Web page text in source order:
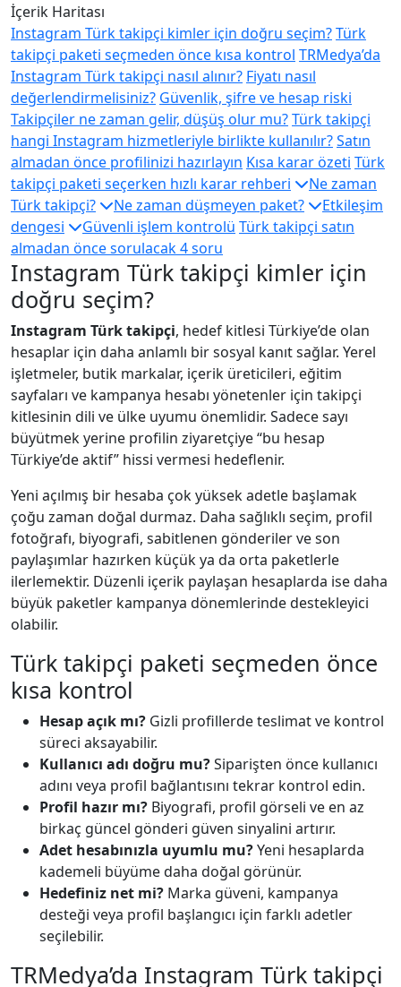
İçerik Haritası
Instagram Türk takipçi kimler için doğru seçim?Türk
takipçi paketi seçmeden önce kısa kontrol TRMedya’da
Instagram Türk takipçi nasıl alınır? Fiyatı nasıl
değerlendirmelisiniz? Güvenlik, şifre ve hesap riski
Takipçiler ne zaman gelir, düşüş olur mu?Türk takipçi
hangi Instagram hizmetleriyle birlikte kullanılır?Satın
almadan önce profilinizi hazırlayın Kısa karar özeti Türk
takipçi paketi seçerken hızlı karar rehberi
Ne zaman
Türk takipçi?
Ne zaman düşmeyen paket?
Etkileşim
dengesi
Güvenli işlem kontrolü Türk takipçi satın
almadan önce sorulacak 4 soru
Instagram Türk takipçi kimler için
doğru seçim?
Instagram Türk takipçi, hedef kitlesi Türkiye’de olan
hesaplar için daha anlamlı bir sosyal kanıt sağlar. Yerel
işletmeler, butik markalar, içerik üreticileri, eğitim
sayfaları ve kampanya hesabı yönetenler için takipçi
kitlesinin dili ve ülke uyumu önemlidir. Sadece sayı
büyütmek yerine profilin ziyaretçiye “bu hesap
Türkiye’de aktif” hissi vermesi hedeflenir.
Yeni açılmış bir hesaba çok yüksek adetle başlamak
çoğu zaman doğal durmaz. Daha sağlıklı seçim, profil
fotoğrafı, biyografi, sabitlenen gönderiler ve son
paylaşımlar hazırken küçük ya da orta paketlerle
ilerlemektir. Düzenli içerik paylaşan hesaplarda ise daha
büyük paketler kampanya dönemlerinde destekleyici
olabilir.
Türk takipçi paketi seçmeden önce
kısa kontrol
Hesap açık mı? Gizli profillerde teslimat ve kontrol
süreci aksayabilir.
Kullanıcı adı doğru mu?Siparişten önce kullanıcı
adını veya profil bağlantısını tekrar kontrol edin.
Profil hazır mı? Biyografi, profil görseli ve en az
birkaç güncel gönderi güven sinyalini artırır.
Adet hesabınızla uyumlu mu?Yeni hesaplarda
kademeli büyüme daha doğal görünür.
Hedefiniz net mi? Marka güveni, kampanya
desteği veya profil başlangıcı için farklı adetler
seçilebilir.
TRMedya’da Instagram Türk takipçi